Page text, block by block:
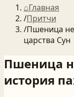
⌂Главная
/Притчи
/Пшеница не
царства Сун
Пшеница
история